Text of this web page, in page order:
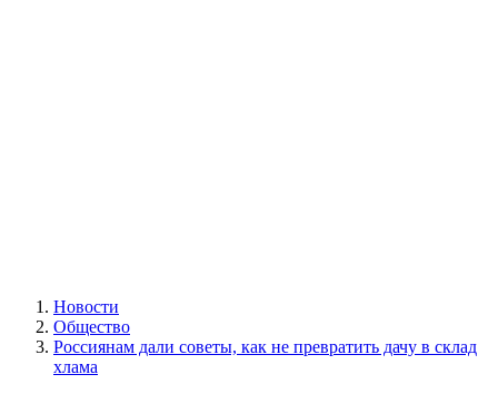
Новости
Общество
Россиянам дали советы, как не превратить дачу в склад
хлама